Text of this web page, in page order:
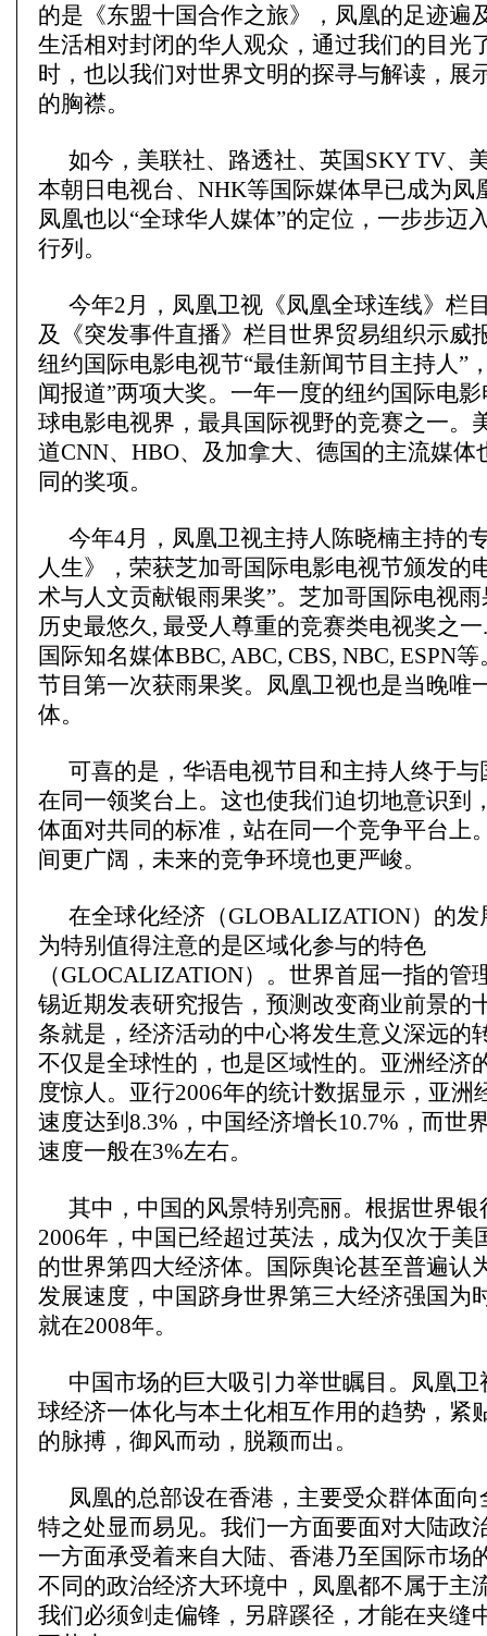
的是《东盟十国合作之旅》，凤凰的足迹遍
生活相对封闭的华人观众，通过我们的目光
时，也以我们对世界文明的探寻与解读，展
的胸襟。
如今，美联社、路透社、英国SKY TV、
本朝日电视台、NHK等国际媒体早已成为凤
凤凰也以“全球华人媒体”的定位，一步步迈
行列。
今年2月，凤凰卫视《凤凰全球连线》栏
及《突发事件直播》栏目世界贸易组织示威
纽约国际电影电视节“最佳新闻节目主持人”
闻报道”两项大奖。一年一度的纽约国际电
球电影电视界，最具国际视野的竞赛之一。
道CNN、HBO、及加拿大、德国的主流媒体
同的奖项。
今年4月，凤凰卫视主持人陈晓楠主持的
人生》，荣获芝加哥国际电影电视节颁发的
术与人文贡献银雨果奖”。芝加哥国际电视
历史最悠久, 最受人尊重的竞赛类电视奖之
国际知名媒体BBC, ABC, CBS, NBC, ESPN
节目第一次获雨果奖。凤凰卫视也是当晚唯
体。
可喜的是，华语电视节目和主持人终于
在同一领奖台上。这也使我们迫切地意识到
体面对共同的标准，站在同一个竞争平台上
间更广阔，未来的竞争环境也更严峻。
在全球化经济（GLOBALIZATION）的
为特别值得注意的是区域化参与的特色
（GLOCALIZATION）。世界首屈一指的管
锡近期发表研究报告，预测改变商业前景的
条就是，经济活动的中心将发生意义深远的
不仅是全球性的，也是区域性的。亚洲经济
度惊人。亚行2006年的统计数据显示，亚洲
速度达到8.3%，中国经济增长10.7%，而世
速度一般在3%左右。
其中，中国的风景特别亮丽。根据世界
2006年，中国已经超过英法，成为仅次于美
的世界第四大经济体。国际舆论甚至普遍认
发展速度，中国跻身世界第三大经济强国为
就在2008年。
中国市场的巨大吸引力举世瞩目。凤凰
球经济一体化与本土化相互作用的趋势，紧
的脉搏，御风而动，脱颖而出。
凤凰的总部设在香港，主要受众群体面
特之处显而易见。我们一方面要面对大陆政
一方面承受着来自大陆、香港乃至国际市场
不同的政治经济大环境中，凤凰都不属于主
我们必须剑走偏锋，另辟蹊径，才能在夹缝